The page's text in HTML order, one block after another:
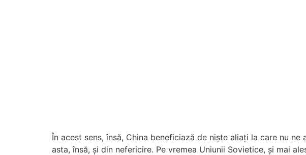
În acest sens, însă, China beneficiază de niște aliați la care nu
asta, însă, și din nefericire. Pe vremea Uniunii Sovietice, și mai